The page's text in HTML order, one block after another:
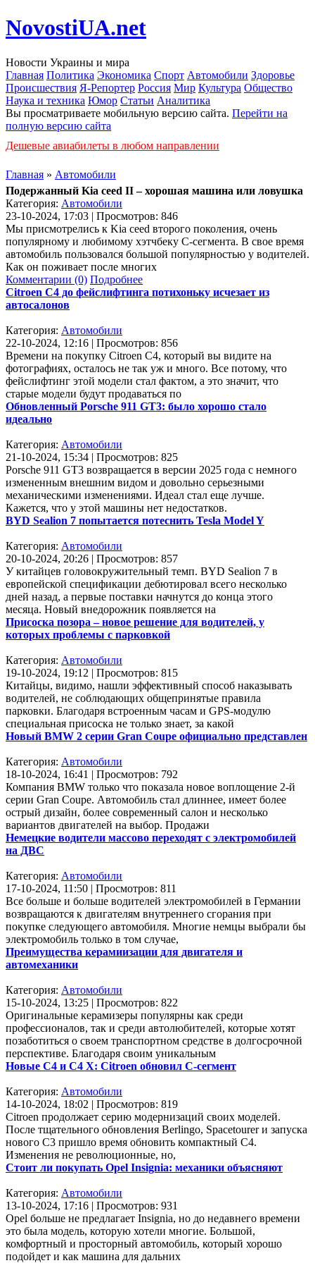
NovostiUA.net
Новости Украины и мира
Главная Политика Экономика Спорт Автомобили Здоровье
Происшествия Я-Репортер Россия Мир Культура Общество
Наука и техника Юмор Статьи Аналитика
Вы просматриваете мобильную версию сайта. Перейти на
полную версию сайта
Дешевые авиабилеты в любом направлении
Главная » Автомобили
Подержанный Kia ceed II – хорошая машина или ловушка
Категория: Автомобили
23-10-2024, 17:03 | Просмотров: 846
Мы присмотрелись к Kia ceed второго поколения, очень
популярному и любимому хэтчбеку С-сегмента. В свое время
автомобиль пользовался большой популярностью у водителей.
Как он поживает после многих
Комментарии (0) Подробнее
Citroen C4 до фейслифтинга потихоньку исчезает из
автосалонов
Категория: Автомобили
22-10-2024, 12:16 | Просмотров: 856
Времени на покупку Citroen C4, который вы видите на
фотографиях, осталось не так уж и много. Все потому, что
фейслифтинг этой модели стал фактом, а это значит, что
старые модели будут продаваться по
Обновленный Porsche 911 GT3: было хорошо стало
идеально
Категория: Автомобили
21-10-2024, 15:34 | Просмотров: 825
Porsche 911 GT3 возвращается в версии 2025 года с немного
измененным внешним видом и довольно серьезными
механическими изменениями. Идеал стал еще лучше.
Кажется, что у этой машины нет недостатков.
BYD Sealion 7 попытается потеснить Tesla Model Y
Категория: Автомобили
20-10-2024, 20:26 | Просмотров: 857
У китайцев головокружительный темп. BYD Sealion 7 в
европейской спецификации дебютировал всего несколько
дней назад, а первые поставки начнутся до конца этого
месяца. Новый внедорожник появляется на
Присоска позора – новое решение для водителей, у
которых проблемы с парковкой
Категория: Автомобили
19-10-2024, 19:12 | Просмотров: 815
Китайцы, видимо, нашли эффективный способ наказывать
водителей, не соблюдающих общепринятые правила
парковки. Благодаря встроенным часам и GPS-модулю
специальная присоска не только знает, за какой
Новый BMW 2 серии Gran Coupe официально представлен
Категория: Автомобили
18-10-2024, 16:41 | Просмотров: 792
Компания BMW только что показала новое воплощение 2-й
серии Gran Coupe. Автомобиль стал длиннее, имеет более
острый дизайн, более современный салон и несколько
вариантов двигателей на выбор. Продажи
Немецкие водители массово переходят с электромобилей
на ДВС
Категория: Автомобили
17-10-2024, 11:50 | Просмотров: 811
Все больше и больше водителей электромобилей в Германии
возвращаются к двигателям внутреннего сгорания при
покупке следующего автомобиля. Многие немцы выбрали бы
электромобиль только в том случае,
Преимущества керамиизации для двигателя и
автомеханики
Категория: Автомобили
15-10-2024, 13:25 | Просмотров: 822
Оригинальные керамизеры популярны как среди
профессионалов, так и среди автолюбителей, которые хотят
позаботиться о своем транспортном средстве в долгосрочной
перспективе. Благодаря своим уникальным
Новые C4 и C4 X: Citroen обновил С-сегмент
Категория: Автомобили
14-10-2024, 18:02 | Просмотров: 819
Citroen продолжает серию модернизаций своих моделей.
После тщательного обновления Berlingo, Spacetourer и запуска
нового C3 пришло время обновить компактный C4.
Изменения не революционные, но,
Стоит ли покупать Opel Insignia: механики объясняют
Категория: Автомобили
13-10-2024, 17:16 | Просмотров: 931
Opel больше не предлагает Insignia, но до недавнего времени
это была модель, которую хотели многие. Большой,
комфортный и просторный автомобиль, который хорошо
подойдет и как машина для дальних